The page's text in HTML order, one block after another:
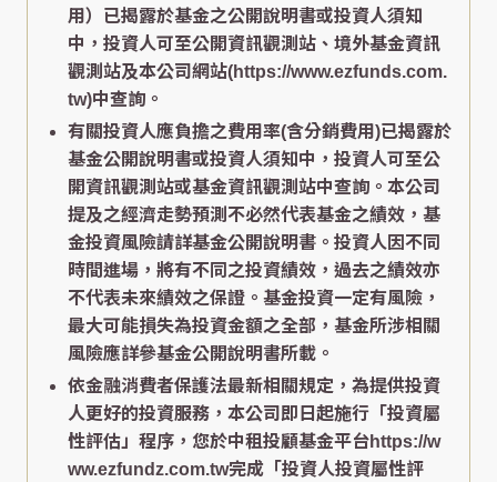
用）已揭露於基金之公開說明書或投資人須知
中，投資人可至公開資訊觀測站、境外基金資訊
觀測站及本公司網站(https://www.ezfunds.com.
tw)中查詢。
有關投資人應負擔之費用率(含分銷費用)已揭露於
基金公開說明書或投資人須知中，投資人可至公
開資訊觀測站或基金資訊觀測站中查詢。本公司
提及之經濟走勢預測不必然代表基金之績效，基
金投資風險請詳基金公開說明書。投資人因不同
時間進場，將有不同之投資績效，過去之績效亦
不代表未來績效之保證。基金投資一定有風險，
最大可能損失為投資金額之全部，基金所涉相關
風險應詳參基金公開說明書所載。
依金融消費者保護法最新相關規定，為提供投資
人更好的投資服務，本公司即日起施行「投資屬
性評估」程序，您於中租投顧基金平台https://w
ww.ezfundz.com.tw完成「投資人投資屬性評